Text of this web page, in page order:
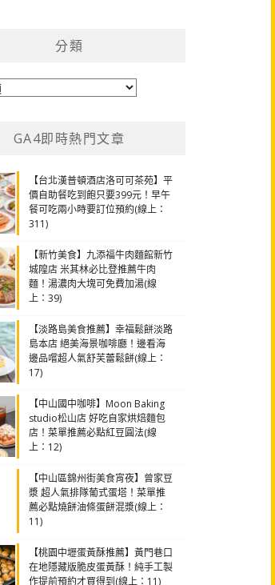
分類
GA4即時熱門文章
【台北漢普頓酒店洛可可茶苑】平
價自助餐吃到飽只要399元！早午
餐可吃兩小時要訂位預約(線上：
311)
【新竹美食】九添福牛肉麵館新竹
城隍店 米其林必比登推薦牛肉
麵！湯濃肉大塊可免費加湯(線
上：39)
【淡路島美食推薦】幸福鬆餅淡路
島本店 絕美海景咖啡廳！邊看海
邊品嚐超人氣舒芙蕾鬆餅(線上：
17)
【中山國中咖啡】Moon Baking
studio松山店 好吃自家烘焙麵包
店！菜單推薦必點紅豆圓法(線
上：12)
【中山區錦州街美食宵夜】曾家豆
漿 超人氣排隊葡式蛋塔！菜單推
薦必點燒餅油條蛋餅混漿(線上：
11)
【桃園中壢蛋黃酥推薦】黃門巷口
在地隱藏版脆皮蛋黃酥！純手工製
作提前預約才買得到(線上：11)